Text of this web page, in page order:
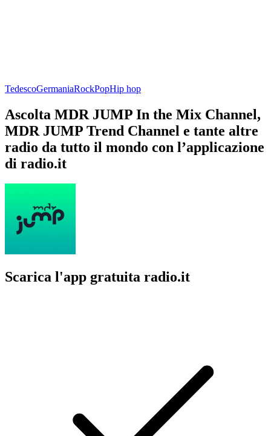
TedescoGermaniaRockPopHip hop
Ascolta MDR JUMP In the Mix Channel,
MDR JUMP Trend Channel e tante altre
radio da tutto il mondo con l’applicazione
di radio.it
Scarica l'app gratuita radio.it